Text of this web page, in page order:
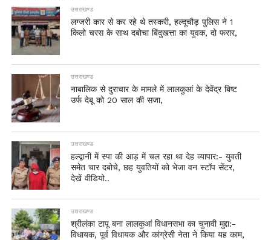
उत्तराखण्ड
लग्जरी कार से कर रहे थे तस्करी, हल्दूचौड़ पुलिस ने 1
किलो चरस के साथ दबोचा बिंदुखत्ता का युवक, दो फरार,
उत्तराखण्ड
नाबालिक से दुराचार के मामले में लालकुआं के देवेंद्र बिष्ट
उर्फ देबू को 20 साल की सजा,
उत्तराखण्ड
हल्द्वानी में स्पा की आड़ में चल रहा था देह व्यापार:- युवती
समेत चार दबोचे, छह युवतियों को भेजा वन स्टॉप सेंटर,
देखें वीडियो..
उत्तराखण्ड
श्रीलंका टापू बना लालकुआं विधानसभा का चुनावी मुद्दा:-
विधायक, पूर्व विधायक और कांग्रेसी नेता ने किया यह काम,